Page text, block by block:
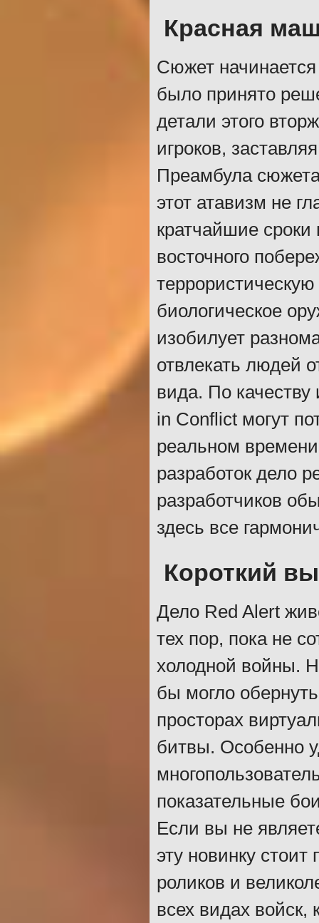
Красная
Сюжет
было принято
детали этого
игроков,
Преамбула сюжета
этот атавизм не
кратчайшие сроки
восточного
биологическое
изобилует
отвлекать людей
вида. По качеству
in Conflict могут
реальном
разработок дело
разработчиков
здесь все
Короткий
Дело Red Alert
тех пор, пока не
холодной войны.
бы могло
просторах
битвы. Особенно
показательные
Если вы не
эту новинку
роликов и
всех видах